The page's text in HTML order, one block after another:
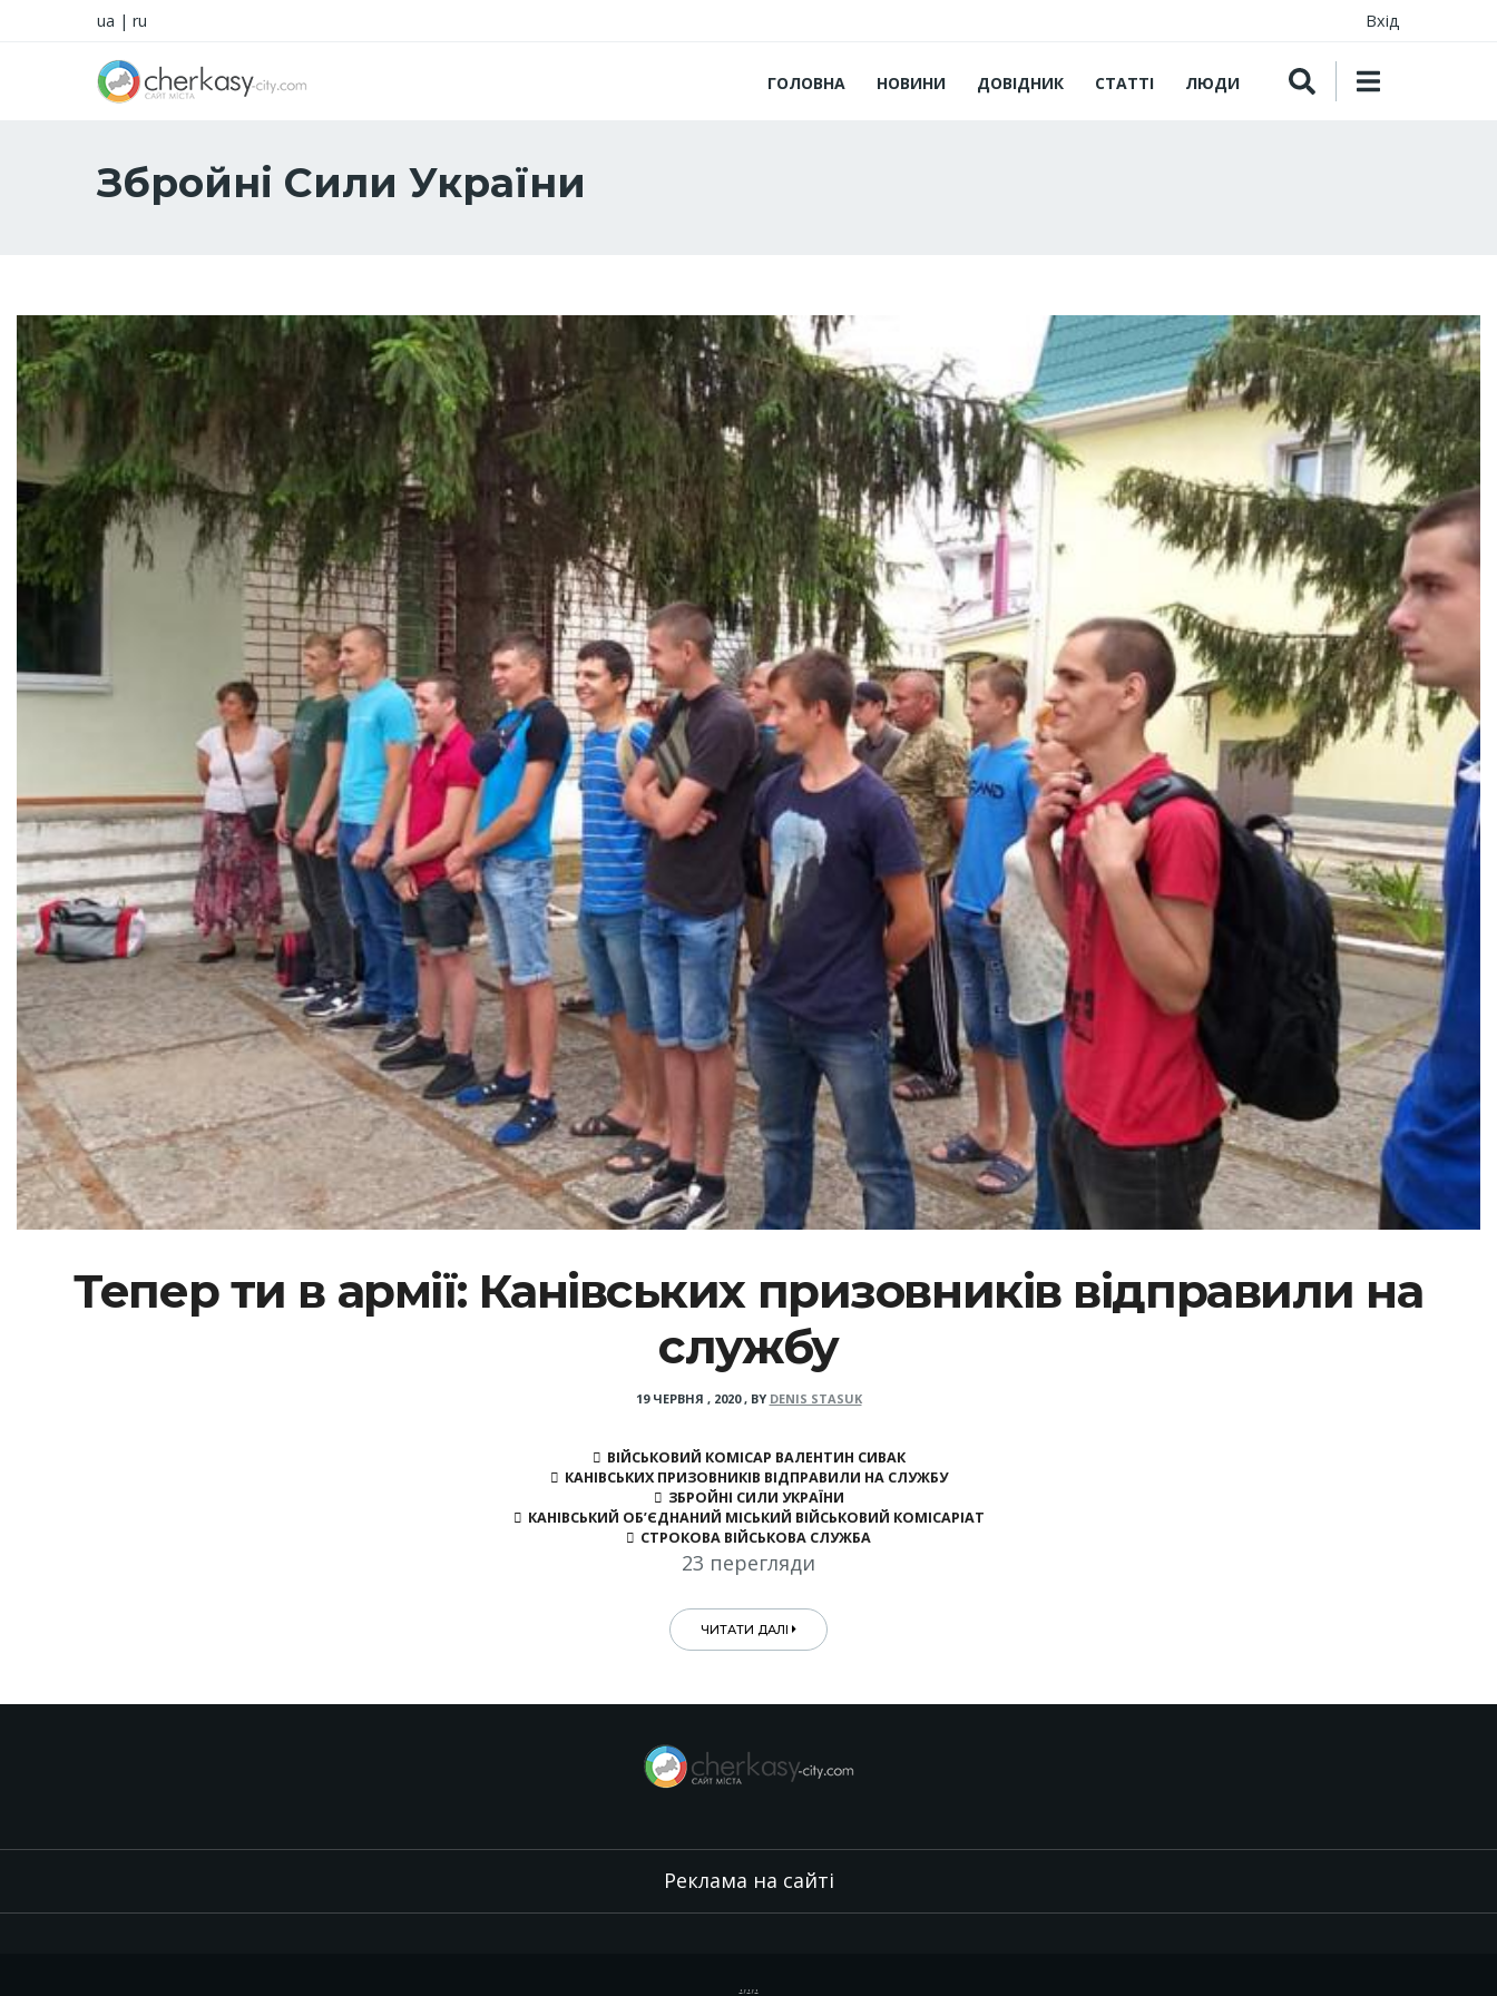
ua | ru Вхід
ГОЛОВНА НОВИНИ ДОВІДНИК СТАТТІ ЛЮДИ
Збройні Сили України
Тепер ти в армії: Канівських призовників відправили на
службу
19 ЧЕРВНЯ , 2020, BY DENIS STASUK
ВІЙСЬКОВИЙ КОМІСАР ВАЛЕНТИН СИВАК
КАНІВСЬКИХ ПРИЗОВНИКІВ ВІДПРАВИЛИ НА СЛУЖБУ
ЗБРОЙНІ СИЛИ УКРАЇНИ
КАНІВСЬКИЙ ОБ’ЄДНАНИЙ МІСЬКИЙ ВІЙСЬКОВИЙ КОМІСАРІАТ
СТРОКОВА ВІЙСЬКОВА СЛУЖБА
23 перегляди
ЧИТАТИ ДАЛІ
Реклама на сайті
.,.,.